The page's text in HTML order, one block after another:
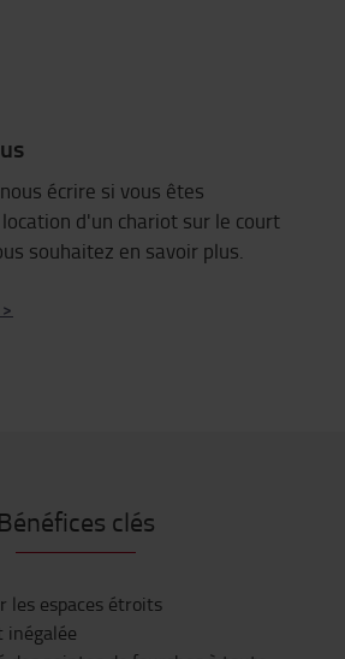
écrire si vous êtes
d'un chariot sur le court
souhaitez en savoir plus.
Bénéfices clés
les espaces étroits
inégalée